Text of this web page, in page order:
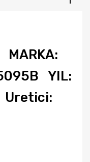
MARKA:
YIL:
Uretici: